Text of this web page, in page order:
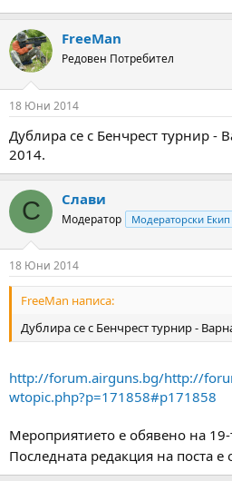
FreeMan
Редовен Потребител
18 Юни 2014
Дублира се с Бенчрест турнир -
2014.
С Слави
Модератор Модераторски Екип
18 Юни 2014
FreeMan написа:
Дублира се с Бенчрест турнир -
http://forum.airguns.bg/http://
wtopic.php?p=171858#p171858
Мероприятието е обявено на
Последната редакция на поста